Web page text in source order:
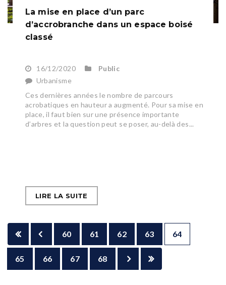
La mise en place d’un parc
d’accrobranche dans un espace boisé
classé
16/12/2020
Public
Urbanisme
Ces dernières années le nombre de parcours
acrobatiques en hauteur a augmenté. Pour sa mise en
place, il faut bien sur une présence importante
d’arbres et la question peut se poser, au-delà des...
LIRE LA SUITE
60 61 62 63 64
65 66 67 68